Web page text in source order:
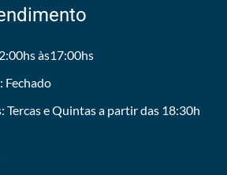
às17:00hs
Fechado
Tercas e Quintas a partir das 18:30h